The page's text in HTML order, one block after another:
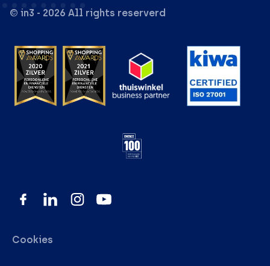
© in3 - 2026 All rights reserverd
Cookies